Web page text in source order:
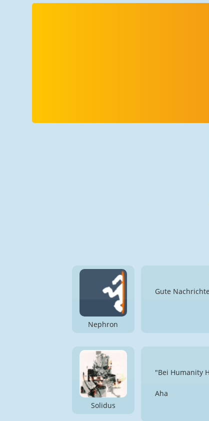
Nephron
Gute
Solidus
"Bei Humanity
Aha